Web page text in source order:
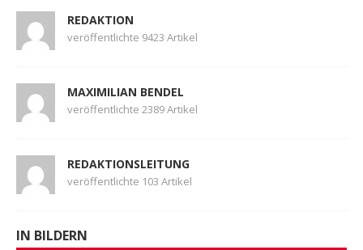
REDAKTION
veröffentlichte 9423 Artikel
MAXIMILIAN BENDEL
veröffentlichte 2389 Artikel
REDAKTIONSLEITUNG
veröffentlichte 103 Artikel
IN BILDERN